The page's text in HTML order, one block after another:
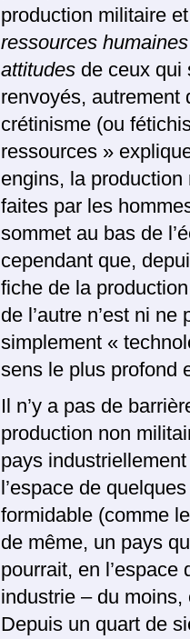
production militaire
ressources humaines
attitudes de ceux qui
renvoyés, autrement
crétinisme (ou
ressources »
engins, la production
faites par les
sommet au bas de
cependant que,
fiche de la
de l’autre n’est ni
simplement «
sens le plus profond
Il n’y a pas de
production non
pays
l’espace de
formidable (comme
de même, un pays
pourrait, en l’espace
industrie – du
Depuis un quart de